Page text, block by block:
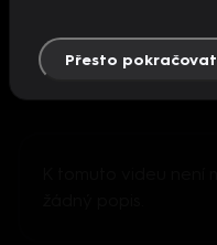
Přesto pokračovat